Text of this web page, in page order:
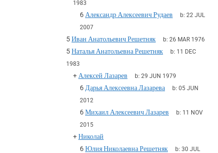
1983
6 Александр Алексеевич Рудаев b: 22 JUL
2007
5Иван Анатольевич Решетняк b: 26 MAR 1976
5Наталья Анатольевна Решетняк b: 11 DEC
1983
+ Алексей Лазарев b: 29 JUN 1979
6 Дарья Алексеевна Лазарева b: 05 JUN
2012
6Михаил Алексеевич Лазарев b: 11 NOV
2015
+Николай
6Юлия Николаевна Решетняк b: 30 JUL